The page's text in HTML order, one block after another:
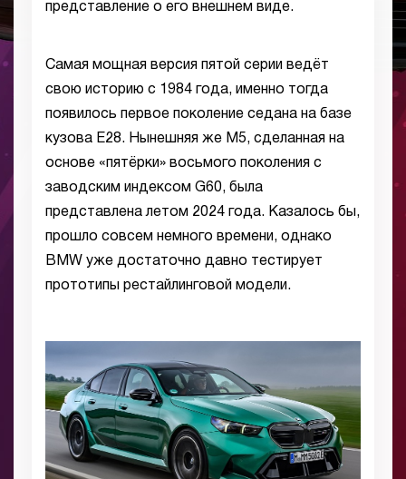
представление о его внешнем виде.
Самая мощная версия пятой серии ведёт
свою историю с 1984 года, именно тогда
появилось первое поколение седана на базе
кузова Е28. Нынешняя же M5, сделанная на
основе «пятёрки» восьмого поколения с
заводским индексом G60, была
представлена летом 2024 года. Казалось бы,
прошло совсем немного времени, однако
BMW уже достаточно давно тестирует
прототипы рестайлинговой модели.